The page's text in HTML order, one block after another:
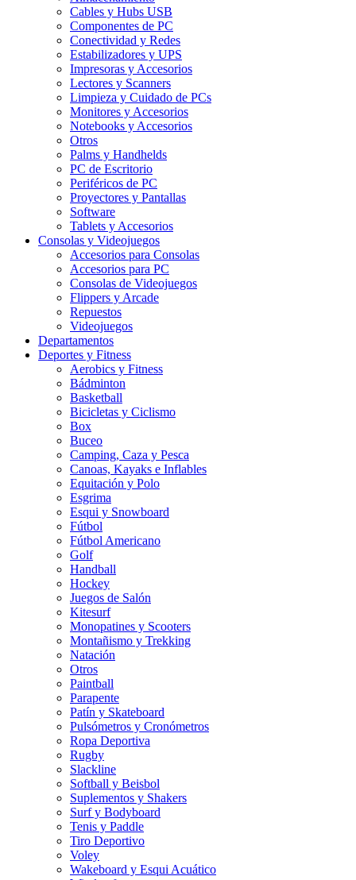
Cables y Hubs USB
Componentes de PC
Conectividad y Redes
Estabilizadores y UPS
Impresoras y Accesorios
Lectores y Scanners
Limpieza y Cuidado de PCs
Monitores y Accesorios
Notebooks y Accesorios
Otros
Palms y Handhelds
PC de Escritorio
Periféricos de PC
Proyectores y Pantallas
Software
Tablets y Accesorios
Consolas y Videojuegos
Accesorios para Consolas
Accesorios para PC
Consolas de Videojuegos
Flippers y Arcade
Repuestos
Videojuegos
Departamentos
Deportes y Fitness
Aerobics y Fitness
Bádminton
Basketball
Bicicletas y Ciclismo
Box
Buceo
Camping, Caza y Pesca
Canoas, Kayaks e Inflables
Equitación y Polo
Esgrima
Esqui y Snowboard
Fútbol
Fútbol Americano
Golf
Handball
Hockey
Juegos de Salón
Kitesurf
Monopatines y Scooters
Montañismo y Trekking
Natación
Otros
Paintball
Parapente
Patín y Skateboard
Pulsómetros y Cronómetros
Ropa Deportiva
Rugby
Slackline
Softball y Beisbol
Suplementos y Shakers
Surf y Bodyboard
Tenis y Paddle
Tiro Deportivo
Voley
Wakeboard y Esqui Acuático